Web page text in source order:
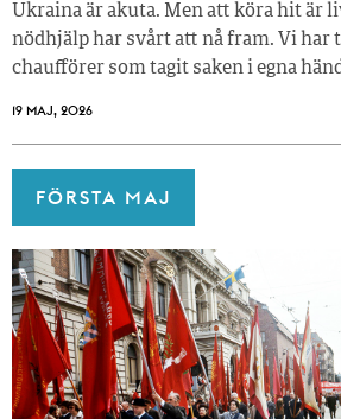
Ukraina är akuta. Men att köra hit är
nödhjälp har svårt att nå fram. Vi har
chaufförer som tagit saken i egna
19 MAJ, 2026
FÖRSTA MAJ